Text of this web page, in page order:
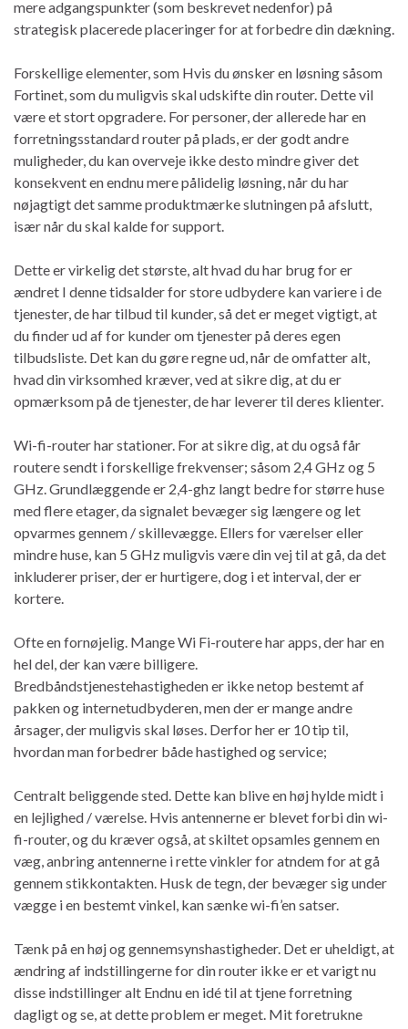
mere adgangspunkter (som beskrevet nedenfor) på
strategisk placerede placeringer for at forbedre din dækning.
Forskellige elementer, som Hvis du ønsker en løsning såsom
Fortinet, som du muligvis skal udskifte din router. Dette vil
være et stort opgradere. For personer, der allerede har en
forretningsstandard router på plads, er der godt andre
muligheder, du kan overveje ikke desto mindre giver det
konsekvent en endnu mere pålidelig løsning, når du har
nøjagtigt det samme produktmærke slutningen på afslutt,
især når du skal kalde for support.
Dette er virkelig det største, alt hvad du har brug for er
ændret I denne tidsalder for store udbydere kan variere i de
tjenester, de har tilbud til kunder, så det er meget vigtigt, at
du finder ud af for kunder om tjenester på deres egen
tilbudsliste. Det kan du gøre regne ud, når de omfatter alt,
hvad din virksomhed kræver, ved at sikre dig, at du er
opmærksom på de tjenester, de har leverer til deres klienter.
Wi-fi-router har stationer. For at sikre dig, at du også får
routere sendt i forskellige frekvenser; såsom 2,4 GHz og 5
GHz. Grundlæggende er 2,4-ghz langt bedre for større huse
med flere etager, da signalet bevæger sig længere og let
opvarmes gennem / skillevægge. Ellers for værelser eller
mindre huse, kan 5 GHz muligvis være din vej til at gå, da det
inkluderer priser, der er hurtigere, dog i et interval, der er
kortere.
Ofte en fornøjelig. Mange Wi Fi-routere har apps, der har en
hel del, der kan være billigere.
Bredbåndstjenestehastigheden er ikke netop bestemt af
pakken og internetudbyderen, men der er mange andre
årsager, der muligvis skal løses. Derfor her er 10 tip til,
hvordan man forbedrer både hastighed og service;
Centralt beliggende sted. Dette kan blive en høj hylde midt i
en lejlighed / værelse. Hvis antennerne er blevet forbi din wi-
fi-router, og du kræver også, at skiltet opsamles gennem en
væg, anbring antennerne i rette vinkler for atndem for at gå
gennem stikkontakten. Husk de tegn, der bevæger sig under
vægge i en bestemt vinkel, kan sænke wi-fi’en satser.
Tænk på en høj og gennemsynshastigheder. Det er uheldigt, at
ændring af indstillingerne for din router ikke er et varigt nu
disse indstillinger alt Endnu en idé til at tjene forretning
dagligt og se, at dette problem er meget. Mit foretrukne